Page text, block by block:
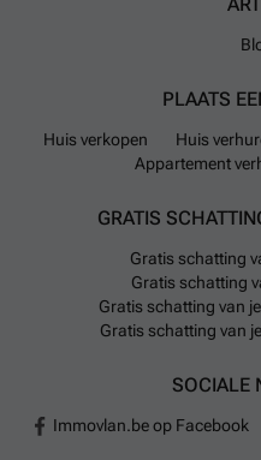
PLAATS
Huis verkopen Huis
Appartement
GRATIS
Gratis schatting
Gratis schatting
Gratis schatting van
Gratis schatting van
SOCIALE
Immovlan.be op Facebook